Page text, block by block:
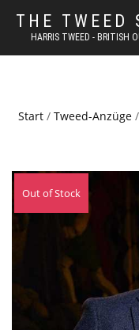
THE TWEED
HARRIS TWEED - BRITISH
Start/ Tweed-Anzüge/
Out of Stock